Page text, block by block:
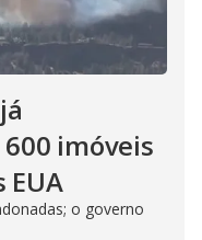
imóveis
o governo